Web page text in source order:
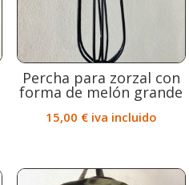
Percha para zorzal con
forma de melón grande
15,00 € iva incluido